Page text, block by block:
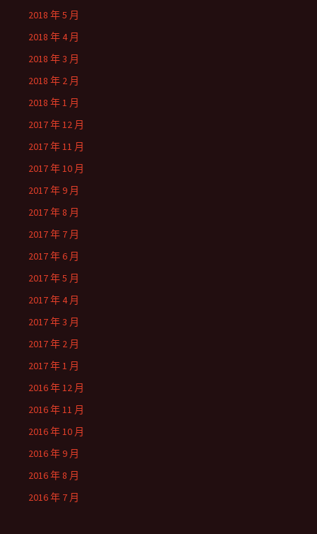
2018 年 5 月
2018 年 4 月
2018 年 3 月
2018 年 2 月
2018 年 1 月
2017 年 12 月
2017 年 11 月
2017 年 10 月
2017 年 9 月
2017 年 8 月
2017 年 7 月
2017 年 6 月
2017 年 5 月
2017 年 4 月
2017 年 3 月
2017 年 2 月
2017 年 1 月
2016 年 12 月
2016 年 11 月
2016 年 10 月
2016 年 9 月
2016 年 8 月
2016 年 7 月